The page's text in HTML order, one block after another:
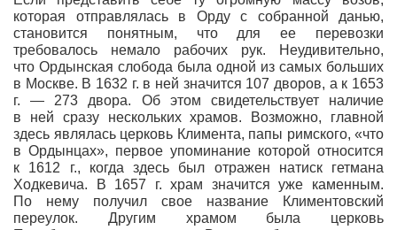
которая отправлялась в Орду с собранной данью,
становится понятным, что для ее перевозки
требовалось немало рабочих рук. Неудивительно,
что Ордынская слобода была одной из самых больших
в Москве. В 1632 г. в ней значится 107 дворов, а к 1653
г. — 273 двора. Об этом свидетельствует наличие
в ней сразу нескольких храмов. Возможно, главной
здесь являлась церковь Климента, папы римского, «что
в Ордынцах», первое упоминание которой относится
к 1612 г., когда здесь был отражен натиск гетмана
Ходкевича. В 1657 г. храм значится уже каменным.
По нему получил свое название Климентовский
переулок. Другим храмом была церковь